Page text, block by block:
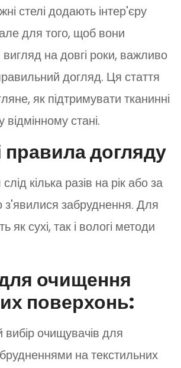
стелі додають інтер'єру
але для того, щоб вони
вигляд на довгі роки, важливо
догляд. Ця стаття
як підтримувати тканинні
відмінному стані.
правила догляду
кілька разів на рік або за
з'явилися забруднення. Для
як сухі, так і вологі методи
очищення
поверхонь:
вибір очищувачів для
на текстильних